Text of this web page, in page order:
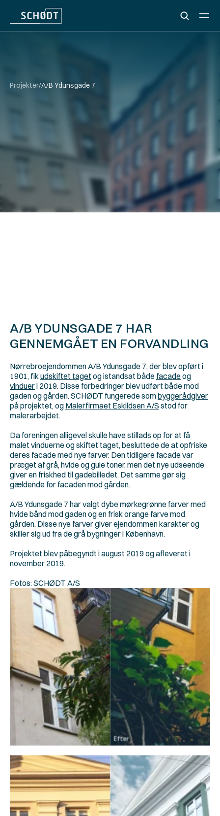
Projekter/A/B Ydunsgade 7
YDUNSGADE7
Bliv kontaktet
A/B YDUNSGADE 7 HAR
GENNEMGÅET EN FORVANDLING
Nørrebroejendommen A/B Ydunsgade 7, der blev opført i
1901, fik udskiftet taget og istandsat både facade
vinduer i 2019. Disse forbedringer blev udført både mod
gaden og gården. SCHØDT fungerede som byggerådgiver
på projektet, og Malerfirmaet Eskildsen A/S stod for
malerarbejdet.
Da foreningen alligevel skulle have stillads op for at få
malet vinduerne og skiftet taget, besluttede de at opfriske
deres facade med nye farver. Den tidligere facade var
præget af grå, hvide og gule toner, men det nye udseende
giver en friskhed til gadebilledet. Det samme gør sig
gældende for facaden mod gården.
A/B Ydunsgade 7 har valgt dybe mørkegrønne farver med
hvide bånd mod gaden og en frisk orange farve mod
gården. Disse nye farver giver ejendommen karakter og
skiller sig ud fra de grå bygninger i København.
Projektet blev påbegyndt i august 2019 og afleveret i
november 2019.
Fotos: SCHØDT A/S